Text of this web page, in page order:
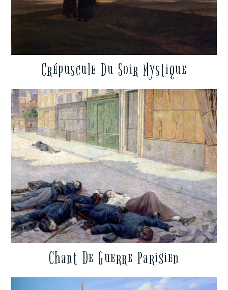
Crépuscule Du Soir Mystique
Chant De Guerre Parisien